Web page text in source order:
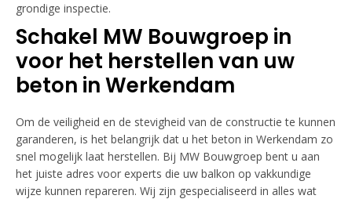
grondige inspectie.
Schakel MW Bouwgroep in
voor het herstellen van uw
beton in Werkendam
Om de veiligheid en de stevigheid van de constructie te kunnen
garanderen, is het belangrijk dat u het beton in Werkendam zo
snel mogelijk laat herstellen. Bij MW Bouwgroep bent u aan
het juiste adres voor experts die uw balkon op vakkundige
wijze kunnen repareren. Wij zijn gespecialiseerd in alles wat